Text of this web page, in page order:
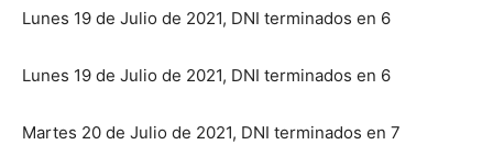
Lunes 19 de Julio de 2021, DNI terminados en 6
Lunes 19 de Julio de 2021, DNI terminados en 6
Martes 20 de Julio de 2021, DNI terminados en 7